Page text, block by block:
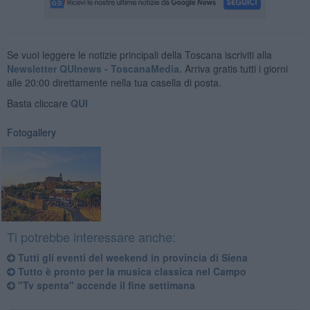
Se vuoi leggere le notizie principali della Toscana iscriviti alla
Newsletter QUInews - ToscanaMedia. Arriva gratis tutti i giorni
alle 20:00 direttamente nella tua casella di posta.
Basta cliccare QUI
Fotogallery
Ti potrebbe interessare anche:
Tutti gli eventi del weekend in provincia di Siena
Tutto è pronto per la musica classica nel Campo
"Tv spenta" accende il fine settimana